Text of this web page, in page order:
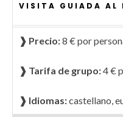
VISITA GUIADA AL
❱ Precio:8 € por
❱ Tarifa de grupo:4 €
❱ Idiomas:castellano,